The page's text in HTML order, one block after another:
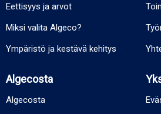
Eettisyys ja arvot
Miksi valita Algeco?
Ympäristö ja kestävä kehitys
Algecosta
Algecosta